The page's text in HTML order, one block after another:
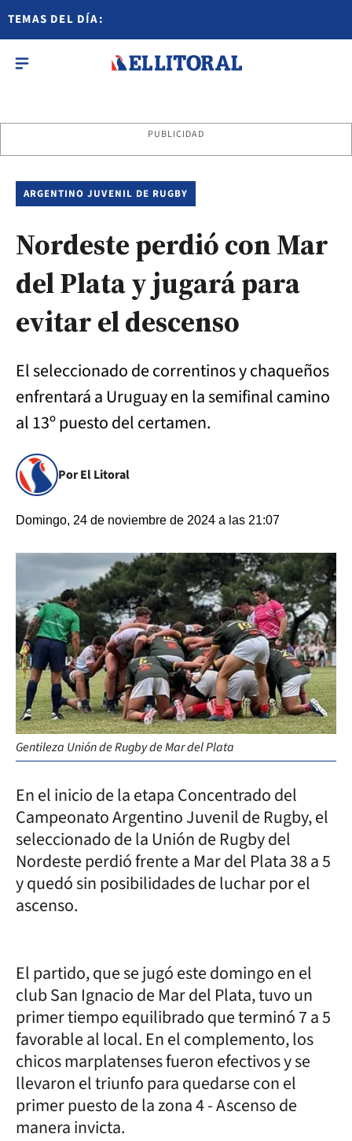
TEMAS DEL DÍA:
PUBLICIDAD
ARGENTINO JUVENIL DE RUGBY
Nordeste perdió con Mar
del Plata y jugará para
evitar el descenso
El seleccionado de correntinos y chaqueños
enfrentará a Uruguay en la semifinal camino
al 13º puesto del certamen.
Por El Litoral
Domingo, 24 de noviembre de 2024 a las 21:07
Gentileza Unión de Rugby de Mar del Plata
En el inicio de la etapa Concentrado del
Campeonato Argentino Juvenil de Rugby, el
seleccionado de la Unión de Rugby del
Nordeste perdió frente a Mar del Plata 38 a 5
y quedó sin posibilidades de luchar por el
ascenso.
El partido, que se jugó este domingo en el
club San Ignacio de Mar del Plata, tuvo un
primer tiempo equilibrado que terminó 7 a 5
favorable al local. En el complemento, los
chicos marplatenses fueron efectivos y se
llevaron el triunfo para quedarse con el
primer puesto de la zona 4 - Ascenso de
manera invicta.